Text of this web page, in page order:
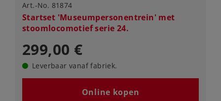
Art.-No. 81874
Startset 'Museumpersonentrein' met
stoomlocomotief serie 24.
299,00 €
Leverbaar vanaf fabriek.
Online kopen